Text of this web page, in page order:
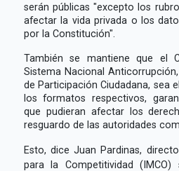
serán públicas "excepto los
afectar la vida privada o los
por la Constitución".
También se mantiene que el
Sistema Nacional
de Participación Ciudadana, sea
los formatos respectivos,
que pudieran afectar los
resguardo de las autoridades
Esto, dice Juan Pardinas,
para la Competitividad